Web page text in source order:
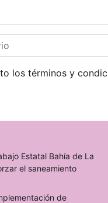
los términos y
Estatal Bahía de La
el saneamiento
de